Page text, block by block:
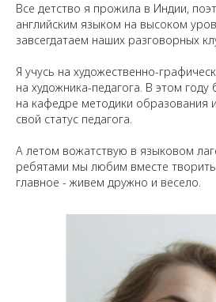
Все детство я прожила в Индии,
английским языком на высоком
завсегдатаем наших разговорных
Я учусь на художественно-
на художника-педагога. В этом
на кафедре методики образования
свой статус педагога.
А летом вожатствую в языковом
ребятами мы любим вместе
главное - живем дружно и весело.